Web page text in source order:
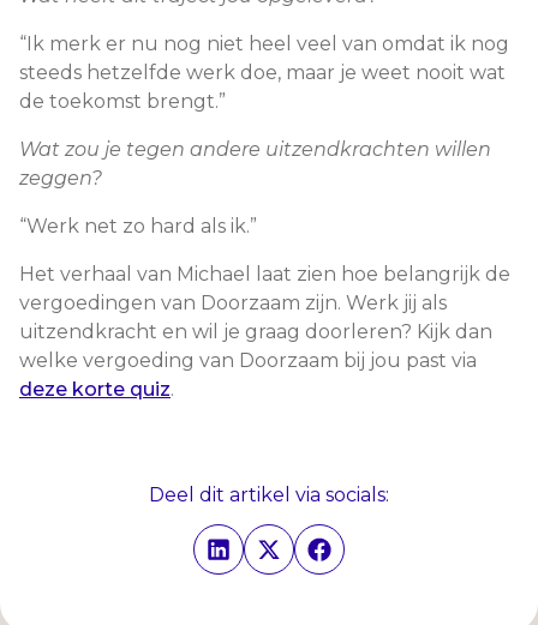
“Ik merk er nu nog niet heel veel van omdat ik nog
steeds hetzelfde werk doe, maar je weet nooit wat
de toekomst brengt.”
Wat zou je tegen andere uitzendkrachten willen
zeggen?
“Werk net zo hard als ik.”
Het verhaal van Michael laat zien hoe belangrijk de
vergoedingen van Doorzaam zijn. Werk jij als
uitzendkracht en wil je graag doorleren? Kijk dan
welke vergoeding van Doorzaam bij jou past via
deze korte quiz.
Deel dit artikel via socials: